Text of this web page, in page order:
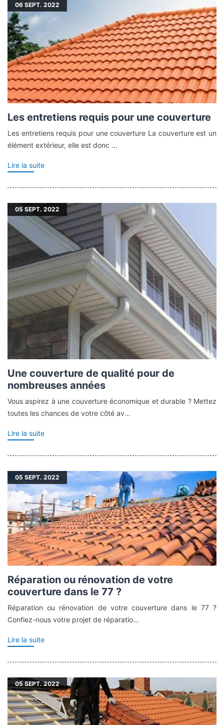
06 SEPT. 2022
Les entretiens requis pour une couverture
Les entretiens requis pour une couverture La couverture est un
élément extérieur, elle est donc ...
Lire la suite
05 SEPT. 2022
Une couverture de qualité pour de
nombreuses années
Vous aspirez à une couverture économique et durable ? Mettez
toutes les chances de votre côté av...
Lire la suite
05 SEPT. 2022
Réparation ou rénovation de votre
couverture dans le 77 ?
Réparation ou rénovation de votre couverture dans le 77 ?
Confiez-nous votre projet de réparatio...
Lire la suite
05SEPT. 2022